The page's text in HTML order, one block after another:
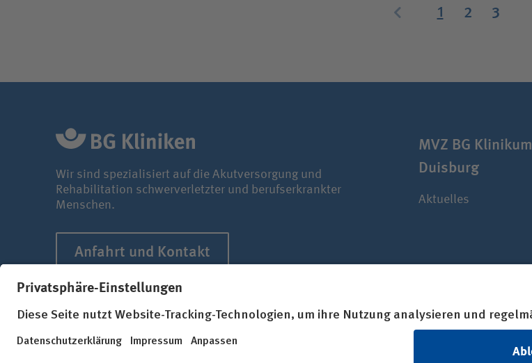
Zurück 1 2 3
Wir sind spezialisiert auf die Akutversorgung und
Rehabilitation schwerverletzter und berufserkrankter
Menschen.
Anfahrt und Kontakt
MVZ BG Klinikum
Duisburg
Aktuelles